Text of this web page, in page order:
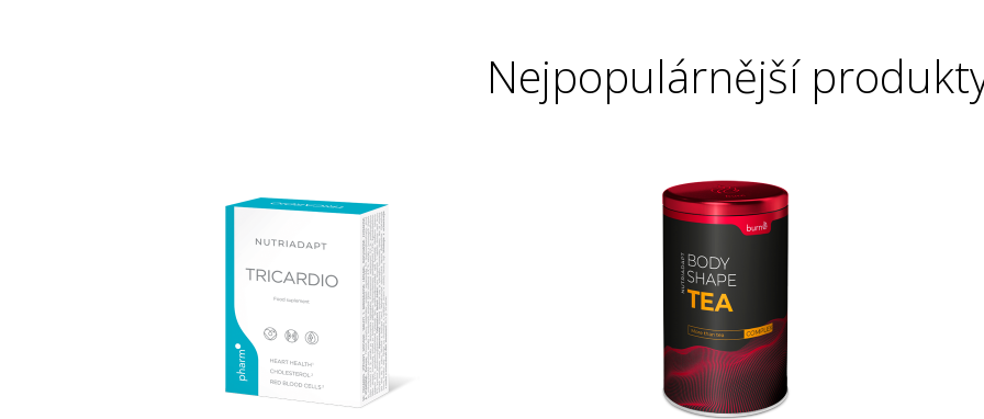
Nejpopulárnější